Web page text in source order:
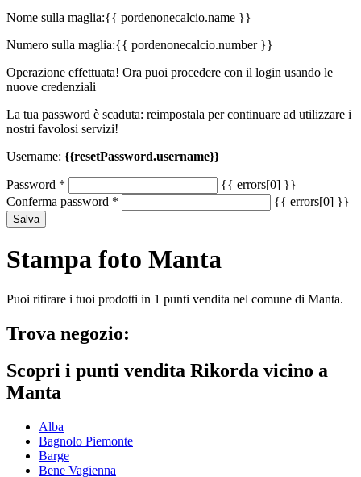
Nome sulla maglia:{{ pordenonecalcio.name }}
Numero sulla maglia:{{ pordenonecalcio.number }}
Operazione effettuata! Ora puoi procedere con il login usando le
nuove credenziali
La tua password è scaduta: reimpostala per continuare ad utilizzare i
nostri favolosi servizi!
Username: {{resetPassword.username}}
Password *
{{ errors[0] }}
Conferma password * {{ errors[0] }}
Salva
Stampa foto Manta
Puoi ritirare i tuoi prodotti in 1 punti vendita nel comune di Manta.
Trova negozio:
Scopri i punti vendita Rikorda vicino a
Manta
Alba
Bagnolo Piemonte
Barge
Bene Vagienna